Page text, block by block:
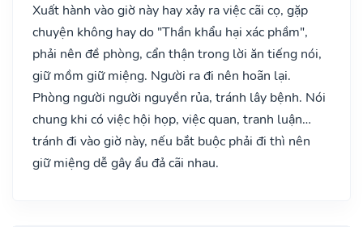
Xuất hành vào giờ này hay xảy ra việc cãi cọ, gặp
chuyện không hay do "Thần khẩu hại xác phầm",
phải nên đề phòng, cẩn thận trong lời ăn tiếng nói,
giữ mồm giữ miệng. Người ra đi nên hoãn lại.
Phòng người người nguyền rủa, tránh lây bệnh. Nói
chung khi có việc hội họp, việc quan, tranh luận…
tránh đi vào giờ này, nếu bắt buộc phải đi thì nên
giữ miệng dễ gây ẩu đả cãi nhau.